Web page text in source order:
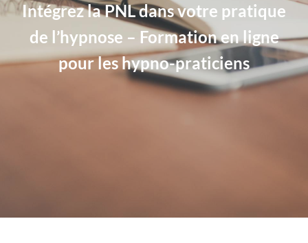
Intégrez la PNL dans votre pratique
de l’hypnose – Formation en ligne
pour les hypno-praticiens